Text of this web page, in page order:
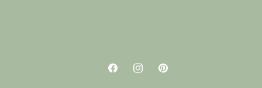
FacebookInstagramPinterest